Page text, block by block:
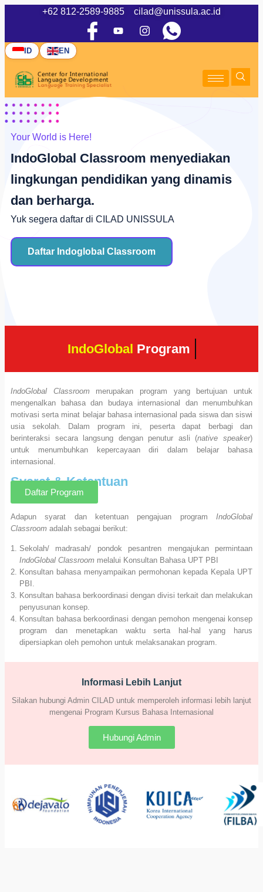
+62 812-2589-9885 cilad@unissula.ac.id
ID EN
Your World is Here!
IndoGlobal Classroom menyediakan
lingkungan pendidikan yang dinamis
dan berharga.
Yuk segera daftar di CILAD UNISSULA
Daftar Indoglobal Classroom
IndoGlobal Program
IndoGlobal Classroom merupakan program yang bertujuan untuk
mengenalkan bahasa dan budaya internasional dan menumbuhkan
motivasi serta minat belajar bahasa internasional pada siswa dan siswi
usia sekolah. Dalam program ini, peserta dapat berbagi dan
berinteraksi secara langsung dengan penutur asli (native speaker)
untuk menumbuhkan kepercayaan diri dalam belajar bahasa
internasional.
Syarat & Ketentuan
Daftar Program
Adapun syarat dan ketentuan pengajuan program IndoGlobal
Classroom adalah sebagai berikut:
Sekolah/ madrasah/ pondok pesantren mengajukan permintaan
IndoGlobal Classroom melalui Konsultan Bahasa UPT PBI
Konsultan bahasa menyampaikan permohonan kepada Kepala UPT
PBI.
Konsultan bahasa berkoordinasi dengan divisi terkait dan melakukan
penyusunan konsep.
Konsultan bahasa berkoordinasi dengan pemohon mengenai konsep
program dan menetapkan waktu serta hal-hal yang harus
dipersiapkan oleh pemohon untuk melaksanakan program.
Informasi Lebih Lanjut
Silakan hubungi Admin CILAD untuk memperoleh informasi lebih lanjut
mengenai Program Kursus Bahasa Internasional
Hubungi Admin